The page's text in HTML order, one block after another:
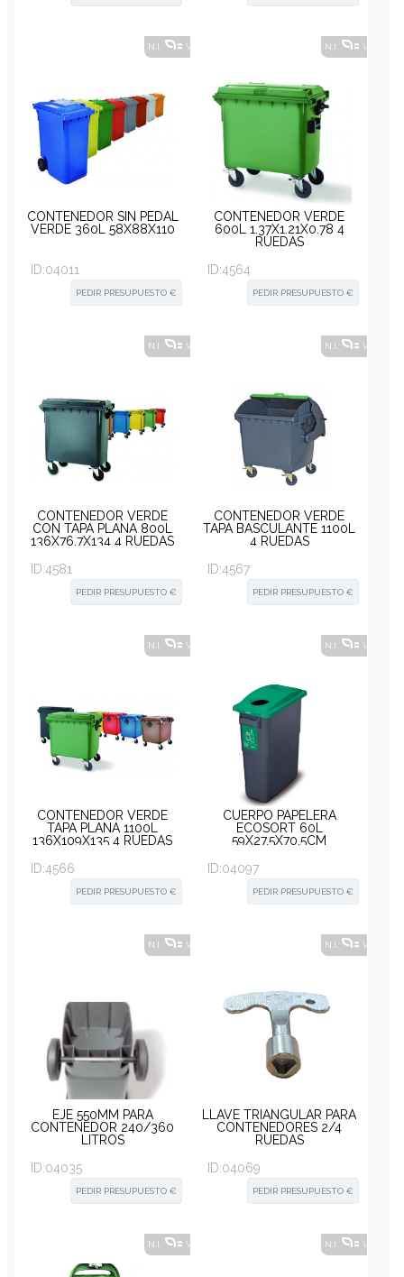
N.I. VER ALTERNATIVAS
CONTENEDOR SIN PEDAL
VERDE 360L 58X88X110
ID:04011
PEDIR PRESUPUESTO €
N.I. VER
CONTENEDOR VERDE
600L 1.37X1.21X0.78 4
RUEDAS
ID:4564
PEDIR PRESUPUESTO €
N.I. VER ALTERNATIVAS
CONTENEDOR VERDE
CON TAPA PLANA 800L
136X76,7X134 4 RUEDAS
ID:4581
PEDIR PRESUPUESTO €
N.I. VER
CONTENEDOR VERDE
TAPA BASCULANTE 1100L
4 RUEDAS
ID:4567
PEDIR PRESUPUESTO €
N.I. VER ALTERNATIVAS
CONTENEDOR VERDE
TAPA PLANA 1100L
136X109X135 4 RUEDAS
ID:4566
PEDIR PRESUPUESTO €
N.I. VER
CUERPO PAPELERA
ECOSORT 60L
59X27.5X70.5CM
ID:04097
PEDIR PRESUPUESTO €
N.I. VER ALTERNATIVAS
EJE 550MM PARA
CONTENEDOR 240/360
LITROS
ID:04035
PEDIR PRESUPUESTO €
N.I. VER
LLAVE TRIANGULAR PARA
CONTENEDORES 2/4
RUEDAS
ID:04069
PEDIR PRESUPUESTO €
N.I. VER ALTERNATIVAS N.I. VER